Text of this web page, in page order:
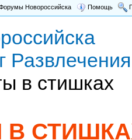
Новороссийска Помощь
Развлечения
в стишках
В